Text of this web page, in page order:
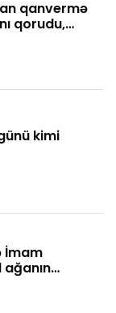
qanvermə
qorudu,
kimi
İmam